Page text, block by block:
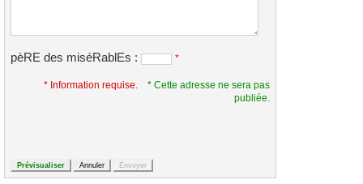
pèRE des miséRablEs : *
* Information requise.
* Cette adresse ne sera pas
publiée.